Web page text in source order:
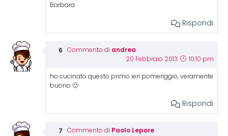
Barbara
Rispondi
Commento di andrea
20 Febbraio 2013 10:10 pm
ho cucinato questo primo ieri pomeriggio, veramente
buono 🙂
Rispondi
Commento di Paolo Lepore